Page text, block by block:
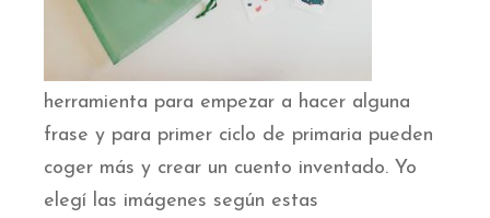
herramienta para empezar a hacer alguna
frase y para primer ciclo de primaria pueden
coger más y crear un cuento inventado. Yo
elegí las imágenes según estas